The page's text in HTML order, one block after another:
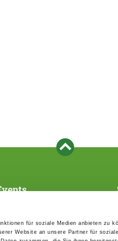
für soziale Medien anbieten zu
Website an unsere Partner für
calender